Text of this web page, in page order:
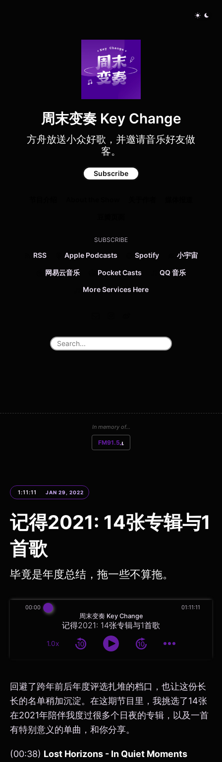
周末变奏 Key Change
方舟放送小众好歌，并邀请音乐好友做
客。
Subscribe
SUBSCRIBE
RSS Apple Podcasts Spotify 小宇宙
网易云音乐 Pocket Casts QQ 音乐
More Services Here
In memory of...
FM91.5
1:11:11 JAN 29, 2022
记得2021: 14张专辑与1
首歌
毕竟是年度总结，拖一些不算拖。
周末变奏 Key Change
记得2021: 14张专辑与1首歌
1.0x
00:00 01:11:11
回避了跨年前后年度评选扎堆的档口，也让这份长
长的名单稍加沉淀。在这期节目里，我挑选了14张
在2021年陪伴我度过很多个日夜的专辑，以及一首
有特别意义的单曲，和你分享。
(00:38) Lost Horizons - In Quiet Moments